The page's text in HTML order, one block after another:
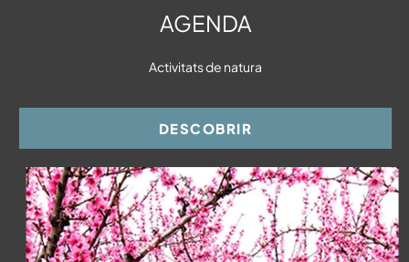
AGENDA
Activitats de natura
DESCOBRIR